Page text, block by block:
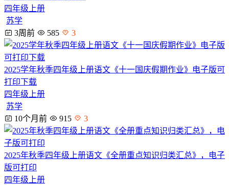
四年级上册
苏学
3周前
585 3
2025学年秋季四年级上册语文《十一国庆假期作业》电子版可
打印下载
四年级上册
苏学
10个月前
915 3
2025年秋季四年级上册语文《全册重点知识归类汇总》，电子
版可打印
四年级上册